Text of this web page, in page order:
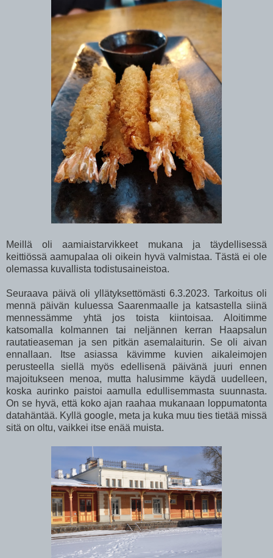
Meillä oli aamiaistarvikkeet mukana ja täydellisessä
keittiössä aamupalaa oli oikein hyvä valmistaa. Tästä ei ole
olemassa kuvallista todistusaineistoa.
Seuraava päivä oli yllätyksettömästi 6.3.2023. Tarkoitus oli
mennä päivän kuluessa Saarenmaalle ja katsastella siinä
mennessämme yhtä jos toista kiintoisaa. Aloitimme
katsomalla kolmannen tai neljännen kerran Haapsalun
rautatieaseman ja sen pitkän asemalaiturin. Se oli aivan
ennallaan. Itse asiassa kävimme kuvien aikaleimojen
perusteella siellä myös edellisenä päivänä juuri ennen
majoitukseen menoa, mutta halusimme käydä uudelleen,
koska aurinko paistoi aamulla edullisemmasta suunnasta.
On se hyvä, että koko ajan raahaa mukanaan loppumatonta
datahäntää. Kyllä google, meta ja kuka muu ties tietää missä
sitä on oltu, vaikkei itse enää muista.